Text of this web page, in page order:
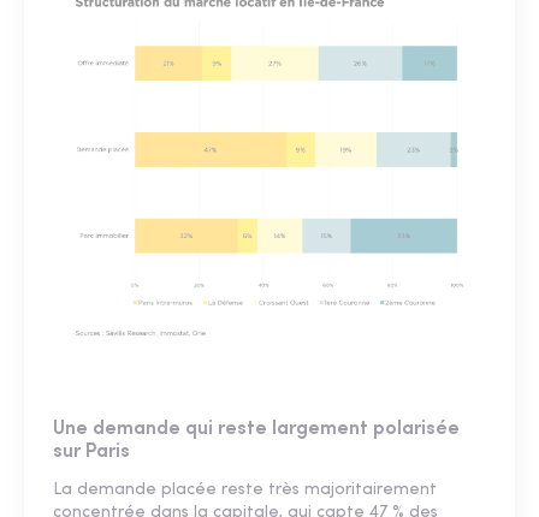
Une demande qui reste largement polarisée
sur Paris
La demande placée reste très majoritairement
concentrée dans la capitale, qui capte 47 % des